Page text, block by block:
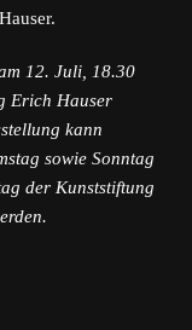
12. Juli, 18.30
Erich Hauser
kann
sowie Sonntag
der Kunststiftung